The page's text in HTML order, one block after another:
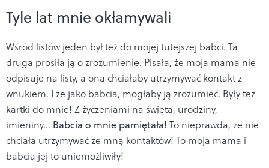
Tyle lat mnie okłamywali
Wśród listów jeden był też do mojej tutejszej babci. Ta
druga prosiła ją o zrozumienie. Pisała, że moja mama nie
odpisuje na listy, a ona chciałaby utrzymywać kontakt z
wnukiem. I że jako babcia, mogłaby ją zrozumieć. Były też
kartki do mnie! Z życzeniami na święta, urodziny,
imieniny… Babcia o mnie pamiętała! To nieprawda, że nie
chciała utrzymywać ze mną kontaktów! To moja mama i
babcia jej to uniemożliwiły!